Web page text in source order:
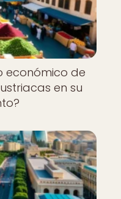
económico de
en su